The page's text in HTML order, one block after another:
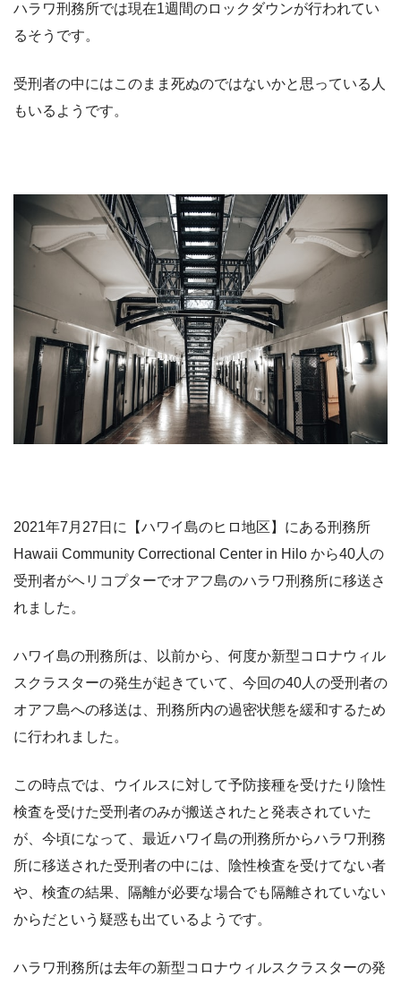
ハラワ刑務所では現在1週間のロックダウンが行われてい
るそうです。
受刑者の中にはこのまま死ぬのではないかと思っている人
もいるようです。
2021年7月27日に【ハワイ島のヒロ地区】にある刑務所
Hawaii Community Correctional Center in Hilo から40人の
受刑者がヘリコプターでオアフ島のハラワ刑務所に移送さ
れました。
ハワイ島の刑務所は、以前から、何度か新型コロナウィル
スクラスターの発生が起きていて、今回の40人の受刑者の
オアフ島への移送は、刑務所内の過密状態を緩和するため
に行われました。
この時点では、ウイルスに対して予防接種を受けたり陰性
検査を受けた受刑者のみが搬送されたと発表されていた
が、今頃になって、最近ハワイ島の刑務所からハラワ刑務
所に移送された受刑者の中には、陰性検査を受けてない者
や、検査の結果、隔離が必要な場合でも隔離されていない
からだという疑惑も出ているようです。
ハラワ刑務所は去年の新型コロナウィルスクラスターの発